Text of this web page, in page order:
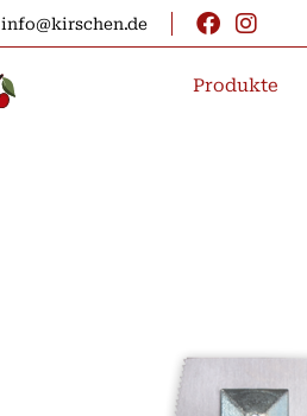
info@kirschen.de
Produkte